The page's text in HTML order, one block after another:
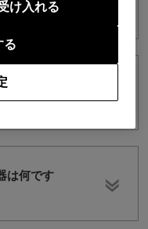
にはどう
は何です
る
け入れる